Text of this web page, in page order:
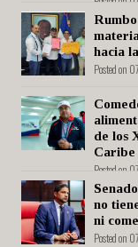
hacia
Posted on
de los
Caribe
Posted on
no
ni
Posted on